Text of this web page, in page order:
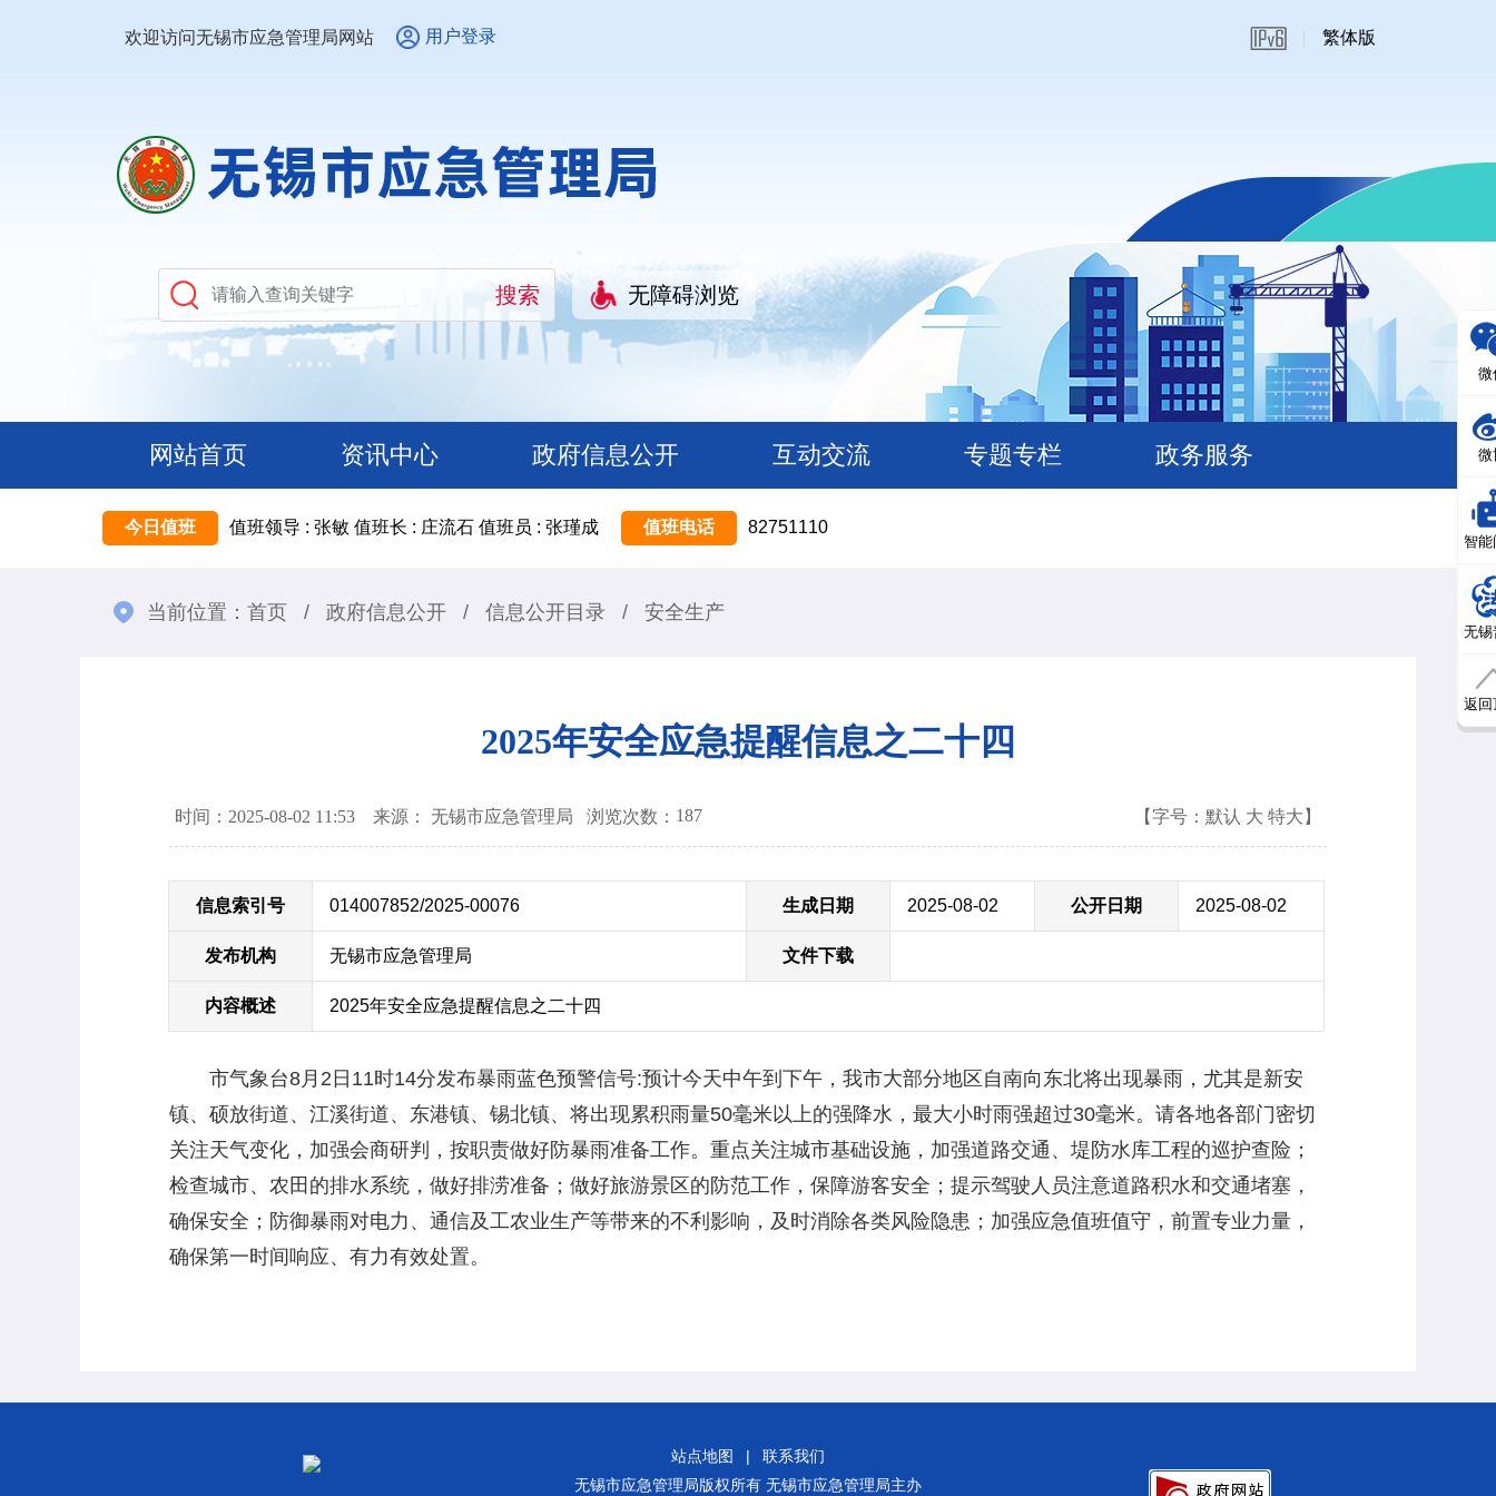
欢迎访问无锡市应急管理局网站 用户登录 繁体版
无障碍浏览
网站首页 资讯中心 政府信息公开 互动交流 专题专栏 政务服务
今日值班 值班领导 : 张敏 值班长 : 庄流石 值班员 : 张瑾成 值班电话 82751110
当前位置： 首页 / 政府信息公开 / 信息公开目录 / 安全生产
2025年安全应急提醒信息之二十四
时间：2025-08-02 11:53 来源： 无锡市应急管理局 浏览次数： 187 【字号： 默认 大 特大 】
信息索引号 014007852/2025-00076 生成日期 2025-08-02 公开日期 2025-08-02
发布机构 无锡市应急管理局 文件下载
内容概述 2025年安全应急提醒信息之二十四
市气象台8月2日11时14分发布暴雨蓝色预警信号:预计今天中午到下午，我市大部分地区自南向东北将出现暴雨，尤其是新安
镇、硕放街道、江溪街道、东港镇、锡北镇、将出现累积雨量50毫米以上的强降水，最大小时雨强超过30毫米。请各地各部门密切
关注天气变化，加强会商研判，按职责做好防暴雨准备工作。重点关注城市基础设施，加强道路交通、堤防水库工程的巡护查险；
检查城市、农田的排水系统，做好排涝准备；做好旅游景区的防范工作，保障游客安全；提示驾驶人员注意道路积水和交通堵塞，
确保安全；防御暴雨对电力、通信及工农业生产等带来的不利影响，及时消除各类风险隐患；加强应急值班值守，前置专业力量，
确保第一时间响应、有力有效处置。
站点地图 |
联系我们
无锡市应急管理局版权所有 无锡市应急管理局主办
微
微
智能
无锡
返回